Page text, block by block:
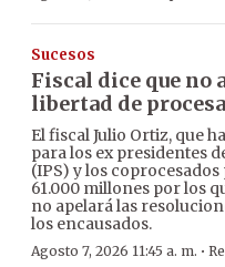
Sucesos
Fiscal dice que no
libertad de
El fiscal Julio Ortiz, que
para los ex presidentes
(IPS) y los
61.000 millones por los
no apelará las
los encausados.
Agosto 7, 2026 11:45 a. m. ·